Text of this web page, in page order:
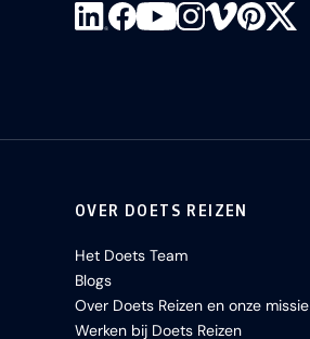
OVER DOETS REIZEN
Het Doets Team
Blogs
Over Doets Reizen en onze missie
Werken bij Doets Reizen